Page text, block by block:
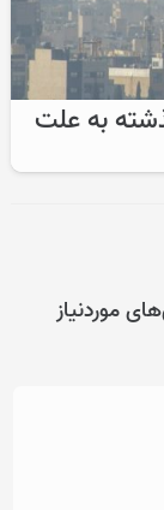
سال گذشته به علت
موردنیاز